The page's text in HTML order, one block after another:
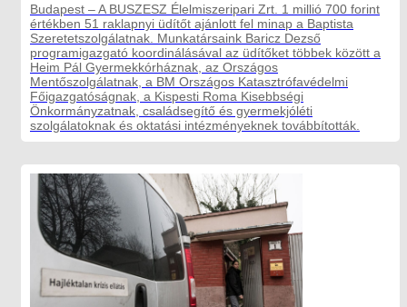
Budapest – A BUSZESZ Élelmiszeripari Zrt. 1 millió 700 forint
értékben 51 raklapnyi üdítőt ajánlott fel minap a Baptista
Szeretetszolgálatnak. Munkatársaink Baricz Dezső
programigazgató koordinálásával az üdítőket többek között a
Heim Pál Gyermekkórháznak, az Országos
Mentőszolgálatnak, a BM Országos Katasztrófavédelmi
Főigazgatóságnak, a Kispesti Roma Kisebbségi
Önkormányzatnak, családsegítő és gyermekjóléti
szolgálatoknak és oktatási intézményeknek továbbították.